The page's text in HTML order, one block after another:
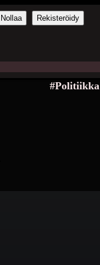
Nollaa Rekisteröidy
#Politiikka